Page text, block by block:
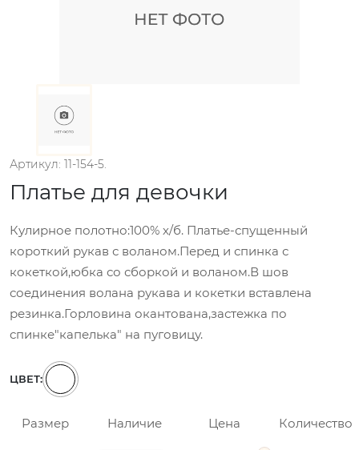
Артикул: 11-154-5.
Платье для девочки
Кулирное полотно:100% х/б. Платье-спущенный
короткий рукав с воланом.Перед и спинка с
кокеткой,юбка со сборкой и воланом.В шов
соединения волана рукава и кокетки вставлена
резинка.Горловина окантована,застежка по
спинке"капелька" на пуговицу.
ЦВЕТ:
Размер Наличие Цена Количество